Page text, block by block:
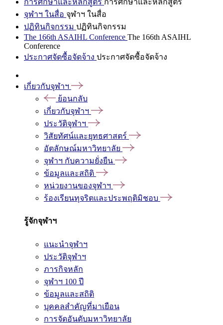
การศึกษาและหลักสูตร การศึกษาและหลักสูตร
จุฬาฯ ในสื่อ จุฬาฯ ในสื่อ
ปฏิทินกิจกรรม ปฏิทินกิจกรรม
The 166th ASAIHL Conference The 166th ASAIHL
Conference
ประกาศจัดซื้อจัดจ้าง ประกาศจัดซื้อจัดจ้าง
เกี่ยวกับจุฬาฯ
ย้อนกลับ
เกี่ยวกับจุฬาฯ
ประวัติจุฬาฯ
วิสัยทัศน์และยุทธศาสตร์
อัตลักษณ์มหาวิทยาลัย
จุฬาฯ กับความยั่งยืน
ข้อมูลและสถิติ
หน่วยงานของจุฬาฯ
ร้องเรียนทุจริตและประพฤติมิชอบ
รู้จักจุฬาฯ
แนะนำจุฬาฯ
ประวัติจุฬาฯ
ภารกิจหลัก
จุฬาฯ 100 ปี
ข้อมูลและสถิติ
บุคคลสำคัญที่มาเยือน
การจัดอันดับมหาวิทยาลัย